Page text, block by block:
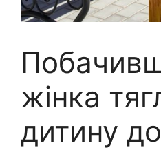
жінка
дитину до